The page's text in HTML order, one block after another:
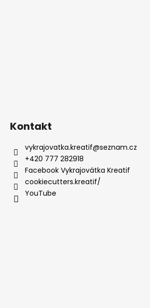
Kontakt
vykrajovatka.kreatif@seznam.cz
+420 777 282918
Facebook Vykrajovátka Kreatif
cookiecutters.kreatif/
YouTube